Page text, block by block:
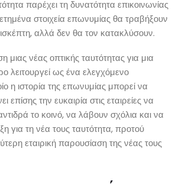
παρέχει τη δυνατότητα επικοινωνίας
στοιχεία επωνυμίας θα τραβήξουν
αλλά δεν θα τον κατακλύσουν.
μιας νέας οπτικής ταυτότητας για μια
λειτουργεί ως ένα ελεγχόμενο
η ιστορία της επωνυμίας μπορεί να
επίσης την ευκαιρία στις εταιρείες να
το κοινό, να λάβουν σχόλια και να
για τη νέα τους ταυτότητα, προτού
εταιρική παρουσίαση της νέας τους